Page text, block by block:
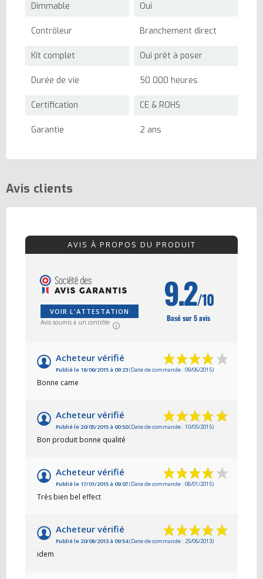
Dimmable Oui
Contrôleur Branchement direct
Kit complet Oui prêt à poser
Durée de vie 50 000 heures
Certification CE & ROHS
Garantie 2 ans
Avis clients
AVIS À PROPOS DU PRODUIT
VOIR L'ATTESTATION
Avis soumis à un contrôle
9.2/10
Basé sur 5 avis
Acheteur vérifié
Publié le 18/06/2015 à 09:23(Date de commande : 09/06/2015)
Bonne came
Acheteur vérifié
Publié le 20/05/2015 à 00:50(Date de commande : 10/05/2015)
Bon produit bonne qualité
Acheteur vérifié
Publié le 17/01/2015 à 09:07(Date de commande : 08/01/2015)
Très bien bel effect
Acheteur vérifié
Publié le 20/08/2013 à 09:54(Date de commande : 25/06/2013)
idem